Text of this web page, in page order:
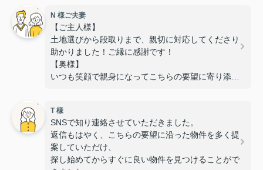
N 様ご夫妻
【ご主人様】
土地選びから段取りまで、親切に対応してくださり
助かりました！ご縁に感謝です！
【奥様】
いつも笑顔で親身になってこちらの要望に寄り添っ
また、いつも対応が迅速で丁寧なのでスムーズに手
続きを進めることができました。
無事に素敵な物件に出会うことが出来て感謝してい
ます！
T 様
SNSで知り連絡させていただきました。
返信もはやく、こちらの要望に沿った物件を多く提
案していただけ、
探し始めてからすぐに良い物件を見つけることがで